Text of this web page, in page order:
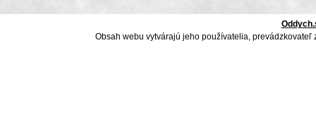
Obsah webu vytvárajú jeho používatelia,